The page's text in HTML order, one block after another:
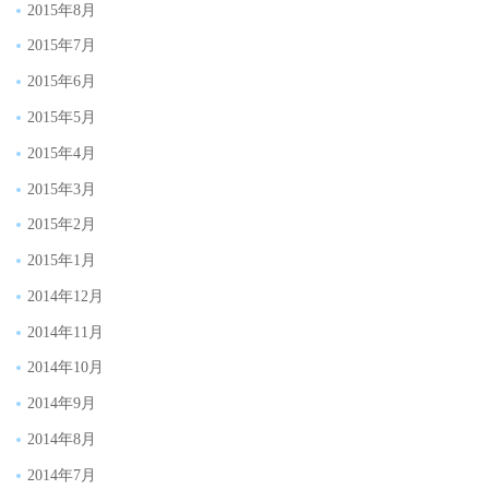
2015年8月
2015年7月
2015年6月
2015年5月
2015年4月
2015年3月
2015年2月
2015年1月
2014年12月
2014年11月
2014年10月
2014年9月
2014年8月
2014年7月